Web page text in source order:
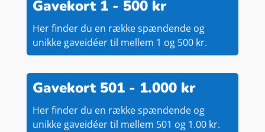
Gavekort 1 - 500 kr
Her finder du en række spændende og
unikke gaveidéer til mellem 1 og 500 kr.
Gavekort 501 - 1.000 kr
Her finder du en række spændende og
unikke gaveidéer til mellem 501 og 1.00 kr.